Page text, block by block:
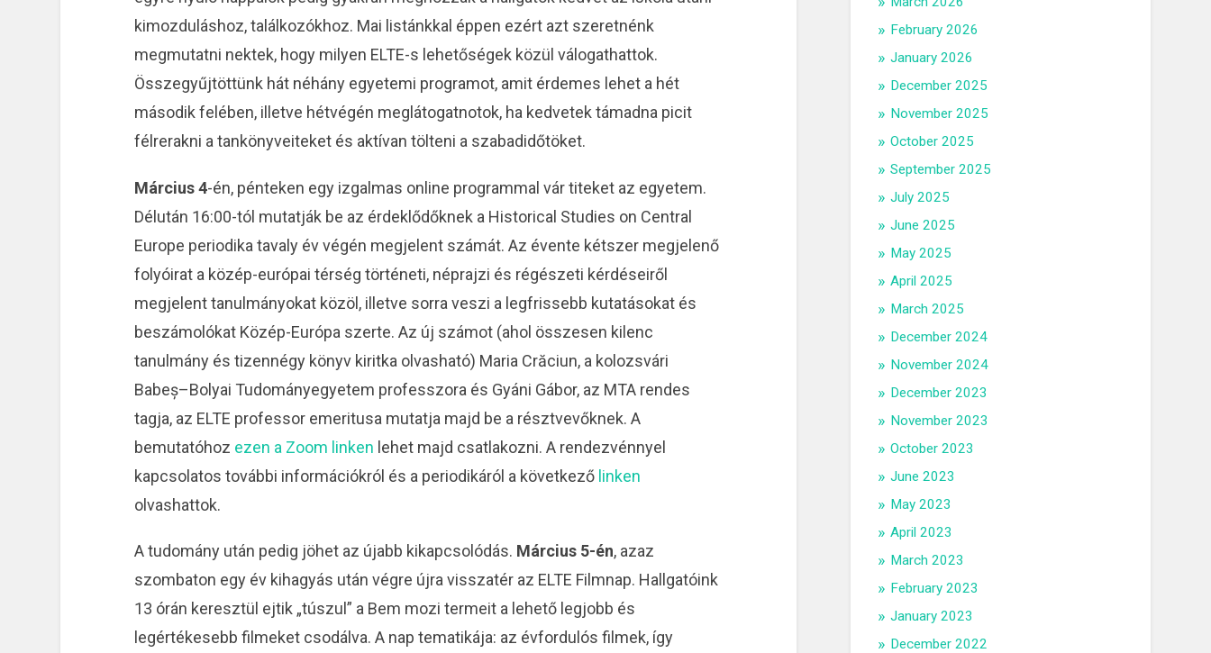
kimozduláshoz, találkozókhoz. Mai listánkkal éppen ezért azt szeretnénk
megmutatni nektek, hogy milyen ELTE-s lehetőségek közül válogathattok.
Összegyűjtöttünk hát néhány egyetemi programot, amit érdemes lehet a hét
második felében, illetve hétvégén meglátogatnotok, ha kedvetek támadna picit
félrerakni a tankönyveiteket és aktívan tölteni a szabadidőtöket.
Március 4-én, pénteken egy izgalmas online programmal vár titeket az egyetem.
Délután 16:00-tól mutatják be az érdeklődőknek a Historical Studies on Central
Europe periodika tavaly év végén megjelent számát. Az évente kétszer megjelenő
folyóirat a közép-európai térség történeti, néprajzi és régészeti kérdéseiről
megjelent tanulmányokat közöl, illetve sorra veszi a legfrissebb kutatásokat és
beszámolókat Közép-Európa szerte. Az új számot (ahol összesen kilenc
tanulmány és tizennégy könyv kiritka olvasható) Maria Crăciun, a kolozsvári
Babeș–Bolyai Tudományegyetem professzora és Gyáni Gábor, az MTA rendes
tagja, az ELTE professor emeritusa mutatja majd be a résztvevőknek. A
bemutatóhoz ezen a Zoom linken lehet majd csatlakozni. A rendezvénnyel
kapcsolatos további információkról és a periodikáról a következő linken
olvashattok.
A tudomány után pedig jöhet az újabb kikapcsolódás. Március 5-én, azaz
szombaton egy év kihagyás után végre újra visszatér az ELTE Filmnap. Hallgatóink
13 órán keresztül ejtik „túszul” a Bem mozi termeit a lehető legjobb és
legértékesebb filmeket csodálva. A nap tematikája: az évfordulós filmek, így
February 2026
January 2026
December 2025
November 2025
October 2025
September 2025
July 2025
June 2025
May 2025
April 2025
March 2025
December 2024
November 2024
December 2023
November 2023
October 2023
June 2023
May 2023
April 2023
March 2023
February 2023
January 2023
December 2022